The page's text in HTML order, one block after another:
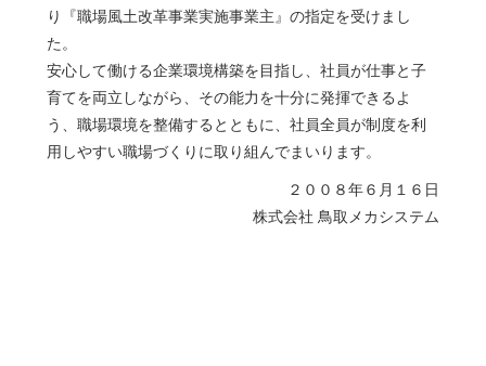
り『職場風土改革事業実施事業主』の指定を受けまし
た。
安心して働ける企業環境構築を目指し、社員が仕事と子
育てを両立しながら、その能力を十分に発揮できるよ
う、職場環境を整備するとともに、社員全員が制度を利
用しやすい職場づくりに取り組んでまいります。
２００８年６月１６日
株式会社 鳥取メカシステム